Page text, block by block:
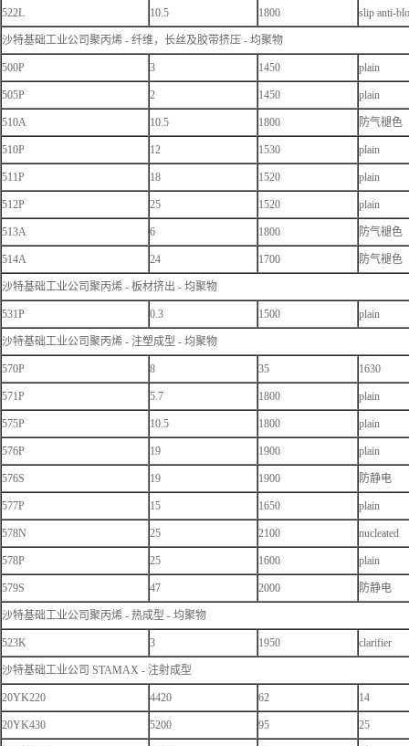
522L 10.5 1800 slip anti-
沙特基础工业公司聚丙烯 - 纤维，长丝及胶带挤压 - 均聚物
500P 3 1450 plain
505P 2 1450 plain
510A 10.5 1800 防气褪色
510P 12 1530 plain
511P 18 1520 plain
512P 25 1520 plain
513A 6 1800 防气褪色
514A 24 1700 防气褪色
沙特基础工业公司聚丙烯 - 板材挤出 - 均聚物
531P 0.3 1500 plain
沙特基础工业公司聚丙烯 - 注塑成型 - 均聚物
570P 8 35 1630
571P 5.7 1800 plain
575P 10.5 1800 plain
576P 19 1900 plain
576S 19 1900 防静电
577P 15 1650 plain
578N 25 2100 nucleated
578P 25 1600 plain
579S 47 2000 防静电
沙特基础工业公司聚丙烯 - 热成型 - 均聚物
523K 3 1950 clarifier
沙特基础工业公司 STAMAX - 注射成型
20YK220 4420 62 14
20YK430 5200 95 25